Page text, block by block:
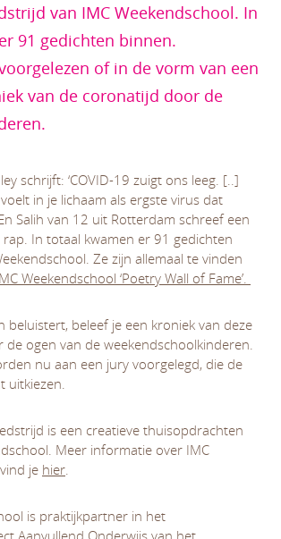
van IMC Weekendschool. In
91 gedichten binnen.
of in de vorm van een
van de coronatijd door de
schrijft: ‘COVID-19 zuigt ons leeg. [..]
in je lichaam als ergste virus dat
Salih van 12 uit Rotterdam schreef een
In totaal kwamen er 91 gedichten
Ze zijn allemaal te vinden
Weekendschool ‘Poetry Wall of Fame’.
beluistert, beleef je een kroniek van deze
ogen van de weekendschoolkinderen.
nu aan een jury voorgelegd, die de
uitkiezen.
is een creatieve thuisopdrachten
Meer informatie over IMC
je hier
is praktijkpartner in het
Aanvullend Onderwijs van het